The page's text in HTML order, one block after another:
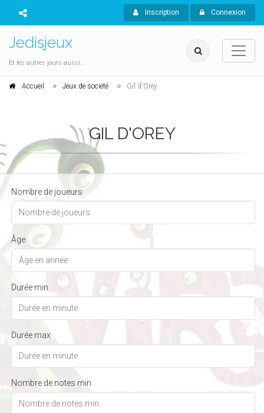
Inscription Connexion
Jedisjeux
Et les autres jours aussi...
Accueil Jeux de société Gil d'Orey
GIL D'OREY
Nombre de joueurs
Âge
Durée min
Durée max
Nombre de notes min